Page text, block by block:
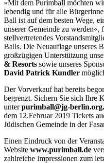
»Mit dem Purimball möchten
lebendig und für alle
Ball ist auf dem besten Wege,
unserer Gemeinde zu werden«,
stellvertretendes
Balls. Die Neuauflage unseres
großzügigen Unterstützung
& Resorts sowie unseres
David Patrick Kundler
Der Vorverkauf hat bereits
begrenzt. Sichern Sie sich Ihre
unterpurimball@jg-berlin.org.
dem 12.Februar 2019 Tickets
Jüdischen Gemeinde in der
Einen Eindruck von der
Website www.purimball.de
zahlreiche Impressionen zum